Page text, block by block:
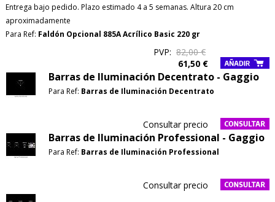
Entrega bajo pedido. Plazo estimado 4 a 5 semanas. Altura 20 cm
aproximadamente
Para Ref: Faldón Opcional 885A Acrílico Basic 220 gr
PVP: 82,00 €
61,50 €
Barras de Iluminación Decentrato - Gaggio
Para Ref: Barras de Iluminación Decentrato
Consultar precio
Barras de Iluminación Professional - Gaggio
Para Ref: Barras de Iluminación Professional
Consultar precio